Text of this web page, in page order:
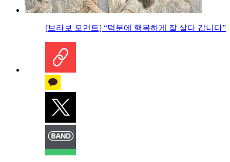
[브라보 모먼트] “덕분에 행복하게 잘 살다 갑니다”